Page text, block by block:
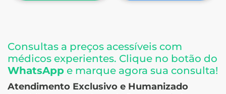
Consultas a preços acessíveis com
médicos experientes. Clique no botão do
WhatsApp e marque agora sua consulta!
Atendimento Exclusivo e Humanizado